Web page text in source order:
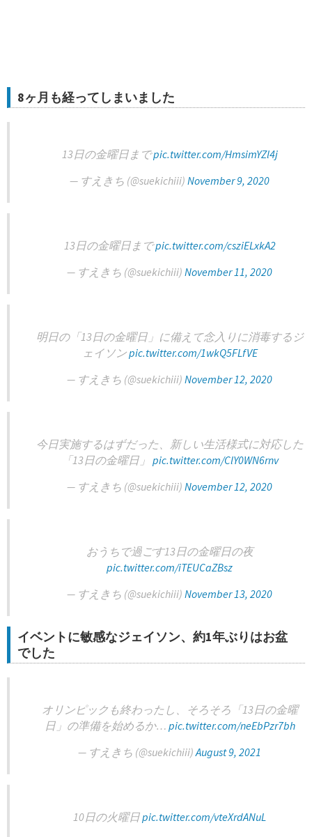
8ヶ月も経ってしまいました
13日の金曜日までpic.twitter.com/HmsimYZl4j
— すえきち (@suekichiii) November 9, 2020
13日の金曜日までpic.twitter.com/csziELxkA2
— すえきち (@suekichiii) November 11, 2020
明日の「13日の金曜日」に備えて念入りに消毒するジ
ェイソンpic.twitter.com/1wkQ5FLfVE
— すえきち (@suekichiii) November 12, 2020
今日実施するはずだった、新しい生活様式に対応した
「13日の金曜日」 pic.twitter.com/ClY0WN6rnv
— すえきち (@suekichiii) November 12, 2020
おうちで過ごす13日の金曜日の夜
pic.twitter.com/iTEUCaZBsz
— すえきち (@suekichiii) November 13, 2020
イベントに敏感なジェイソン、約1年ぶりはお盆
でした
オリンピックも終わったし、そろそろ「13日の金曜
日」の準備を始めるか… pic.twitter.com/neEbPzr7bh
— すえきち (@suekichiii)August 9, 2021
10日の火曜日pic.twitter.com/vteXrdANuL